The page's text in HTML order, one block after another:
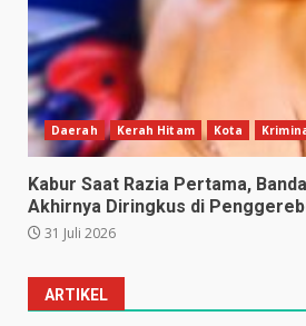
Daerah Kerah Hitam Kota
Kabur Saat Razia Pertama,
Akhirnya Diringkus di
31 Juli 2026
ARTIKEL